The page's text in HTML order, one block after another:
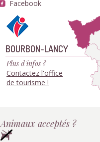
Facebook
BOURBON-LANCY
Plus d'infos ?
Contactez l'office
de tourisme !
Animaux acceptés ?